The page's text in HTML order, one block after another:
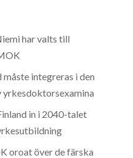
har valts till
integreras i den
yrkesdoktorsexamina
in i 2040-talet
oroat över de färska